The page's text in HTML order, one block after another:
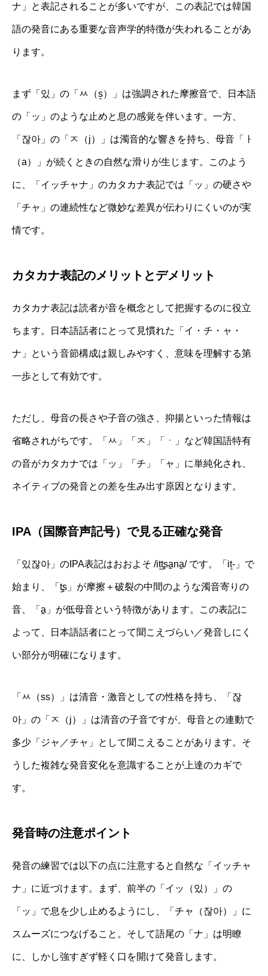
ナ」と表記されることが多いですが、この表記では韓国
語の発音にある重要な音声学的特徴が失われることがあ
ります。
まず「있」の「ㅆ（s͈）」は強調された摩擦音で、日本語
の「ッ」のような止めと息の感覚を伴います。一方、
「잖아」の「ㅈ（j）」は濁音的な響きを持ち、母音「ㅏ
（a）」が続くときの自然な滑りが生じます。このよう
に、「イッチャナ」のカタカナ表記では「ッ」の硬さや
「チャ」の連続性など微妙な差異が伝わりにくいのが実
情です。
カタカナ表記のメリットとデメリット
カタカナ表記は読者が音を概念として把握するのに役立
ちます。日本語話者にとって見慣れた「イ・チ・ャ・
ナ」という音節構成は親しみやすく、意味を理解する第
一歩として有効です。
ただし、母音の長さや子音の強さ、抑揚といった情報は
省略されがちです。「ㅆ」「ㅈ」「ㆍ」など韓国語特有
の音がカタカナでは「ッ」「チ」「ャ」に単純化され、
ネイティブの発音との差を生み出す原因となります。
IPA（国際音声記号）で見る正確な発音
「있잖아」のIPA表記はおおよそ /it͈t͈ʂa̠na̠/ です。「it͈-」で
始まり、「t͈ʂ」が摩擦＋破裂の中間のような濁音寄りの
音、「a̠」が低母音という特徴があります。この表記に
よって、日本語話者にとって聞こえづらい／発音しにく
い部分が明確になります。
「ㅆ（ss）」は清音・激音としての性格を持ち、「잖
아」の「ㅈ（j）」は清音の子音ですが、母音との連動で
多少「ジャ／チャ」として聞こえることがあります。そ
うした複雑な発音変化を意識することが上達のカギで
す。
発音時の注意ポイント
発音の練習では以下の点に注意すると自然な「イッチャ
ナ」に近づけます。まず、前半の「イッ（있）」の
「ッ」で息を少し止めるようにし、「チャ（잖아）」に
スムーズにつなげること。そして語尾の「ナ」は明瞭
に、しかし強すぎず軽く口を開けて発音します。